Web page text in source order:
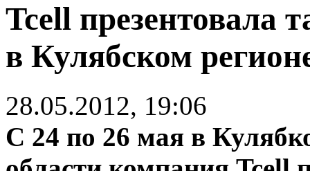
Tcell презентовала
в Кулябском
28.05.2012, 19:06
С 24 по 26 мая в